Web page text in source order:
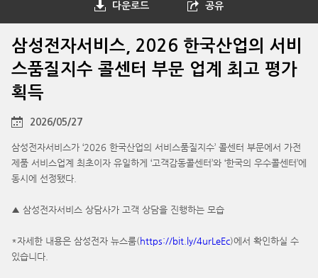
다운로드 공유
삼성전자서비스, 2026 한국산업의 서비
스품질지수 콜센터 부문 업계 최고 평가
획득
2026/05/27
삼성전자서비스가 ‘2026 한국산업의 서비스품질지수’ 콜센터 부문에서 가전
제품 서비스업계 최초이자 유일하게 ‘고객감동콜센터’와 ‘한국의 우수콜센터’에
동시에 선정됐다.
▲ 삼성전자서비스 상담사가 고객 상담을 진행하는 모습
*자세한 내용은 삼성전자 뉴스룸(https://bit.ly/4urLeEc)에서 확인하실 수
있습니다.